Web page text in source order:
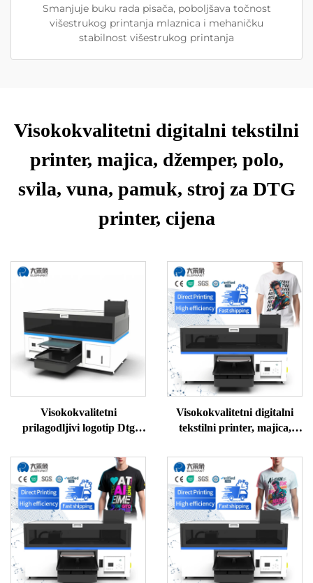
Smanjuje buku rada pisača, poboljšava točnost
višestrukog printanja mlaznica i mehaničku
stabilnost višestrukog printanja
Visokokvalitetni digitalni tekstilni
printer, majica, džemper, polo,
svila, vuna, pamuk, stroj za DTG
printer, cijena
Visokokvalitetni
prilagodljivi logotip Dtg
tisak A3 Dtg pisač za odjeću
Visokokvalitetni digitalni
tekstilni printer, majica,
pamuk, stroj za DTG
printer, cijena